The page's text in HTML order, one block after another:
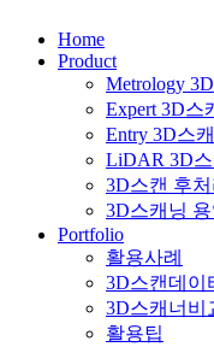
Home
Product
Metrology
Expert 3D스
Entry 3D스
LiDAR 3D스
3D스캔 후
3D스캐닝 용
Portfolio
활용사례
3D스캔데이
3D스캐너비
활용팁